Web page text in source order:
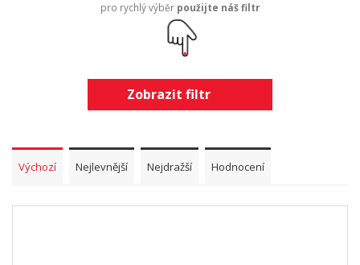
pro rychlý výběr použijte náš filtr
Zobrazit filtr
Výchozí Nejlevnější Nejdražší Hodnocení